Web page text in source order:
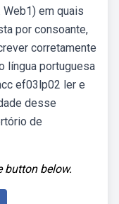
em quais
por consoante,
corretamente
língua portuguesa
ef03lp02 ler e
desse
de
button below.